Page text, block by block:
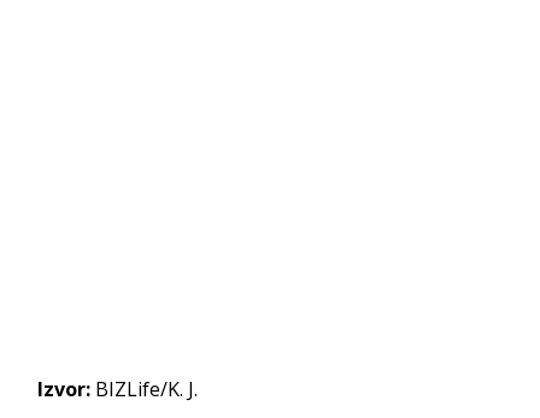
Izvor: BIZLife/K. J.